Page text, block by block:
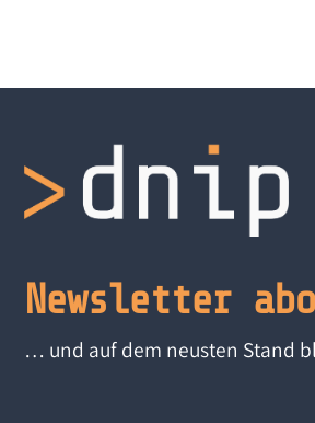
Newsletter
… und auf dem neusten Stand